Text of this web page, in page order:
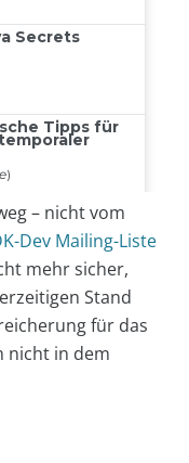
– nicht vom
Dev Mailing-Liste
mehr sicher,
Stand
für das
nicht in dem